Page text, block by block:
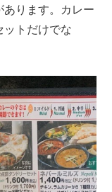
ります。カレー
トだけでな